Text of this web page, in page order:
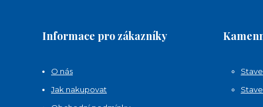
Informace pro zákazníky
O nás
Jak nakupovat